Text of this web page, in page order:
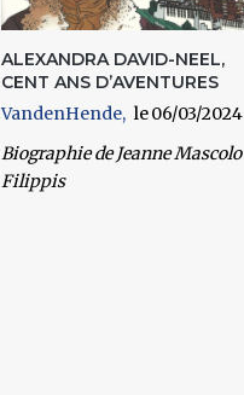
ALEXANDRA DAVID-NEEL,
CENT ANS D’AVENTURES
VandenHende
06/03/2024
Biographie de Jeanne Mascolo
Filippis